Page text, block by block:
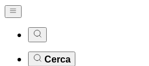
Cerca